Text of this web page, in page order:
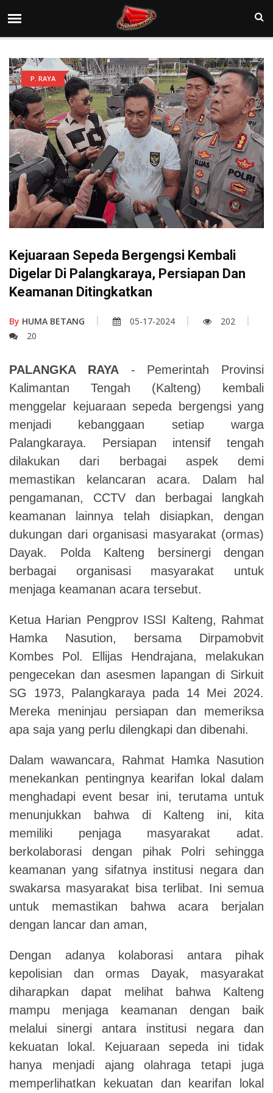
P. RAYA
Kejuaraan Sepeda Bergengsi Kembali
Digelar Di Palangkaraya, Persiapan Dan
Keamanan Ditingkatkan
By HUMA BETANG 05-17-2024
202
20
PALANGKA RAYA- Pemerintah Provinsi
Kalimantan Tengah (Kalteng) kembali
menggelar kejuaraan sepeda bergengsi yang
menjadi kebanggaan setiap warga
Palangkaraya. Persiapan intensif tengah
dilakukan dari berbagai aspek demi
memastikan kelancaran acara. Dalam hal
pengamanan, CCTV dan berbagai langkah
keamanan lainnya telah disiapkan, dengan
dukungan dari organisasi masyarakat (ormas)
Dayak. Polda Kalteng bersinergi dengan
berbagai organisasi masyarakat untuk
menjaga keamanan acara tersebut.
Ketua Harian Pengprov ISSI Kalteng, Rahmat
Hamka Nasution, bersama Dirpamobvit
Kombes Pol. Ellijas Hendrajana, melakukan
pengecekan dan asesmen lapangan di Sirkuit
SG 1973, Palangkaraya pada 14 Mei 2024.
Mereka meninjau persiapan dan memeriksa
apa saja yang perlu dilengkapi dan dibenahi.
Dalam wawancara, Rahmat Hamka Nasution
menekankan pentingnya kearifan lokal dalam
menghadapi event besar ini, terutama untuk
menunjukkan bahwa di Kalteng ini, kita
memiliki penjaga masyarakat adat.
berkolaborasi dengan pihak Polri sehingga
keamanan yang sifatnya institusi negara dan
swakarsa masyarakat bisa terlibat. Ini semua
untuk memastikan bahwa acara berjalan
dengan lancar dan aman,
Dengan adanya kolaborasi antara pihak
kepolisian dan ormas Dayak, masyarakat
diharapkan dapat melihat bahwa Kalteng
mampu menjaga keamanan dengan baik
melalui sinergi antara institusi negara dan
kekuatan lokal. Kejuaraan sepeda ini tidak
hanya menjadi ajang olahraga tetapi juga
memperlihatkan kekuatan dan kearifan lokal